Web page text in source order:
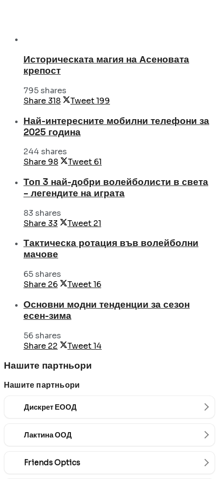
Историческата магия на Асеновата
крепост
795 shares
Share 318 Tweet199
Най-интересните мобилни телефони за
2025 година
244 shares
Share 98 Tweet 61
Топ 3 най-добри волейболисти в света
– легендите на играта
83 shares
Share 33 Tweet 21
Тактическа ротация във волейболни
мачове
65 shares
Share 26 Tweet16
Основни модни тенденции за сезон
есен-зима
56 shares
Share 22 Tweet14
Нашите партньори
Нашите партньори
Дискрет ЕООД
Лактина ООД
Friends Optics